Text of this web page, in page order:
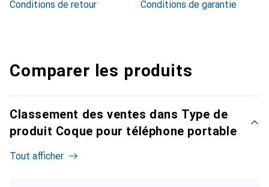
Conditions de retour
Conditions de garantie
Comparer les produits
Classement des ventes dans Type de
produit Coque pour téléphone portable
Tout afficher